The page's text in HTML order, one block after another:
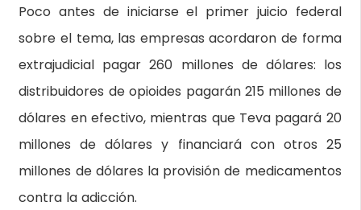
Poco antes de iniciarse el primer juicio federal
sobre el tema, las empresas acordaron de forma
extrajudicial pagar 260 millones de dólares: los
distribuidores de opioides pagarán 215 millones de
dólares en efectivo, mientras que Teva pagará 20
millones de dólares y financiará con otros 25
millones de dólares la provisión de medicamentos
contra la adicción.